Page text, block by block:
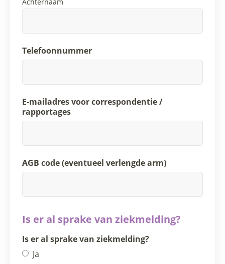
Telefoonnummer
E-mailadres voor correspondentie /
rapportages
AGB code (eventueel verlengde arm)
Is er al sprake van ziekmelding?
Is er al sprake van ziekmelding?
Ja